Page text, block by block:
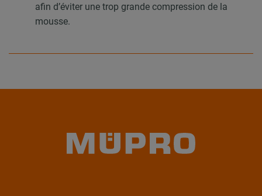
afin d’éviter une trop grande compression de la
mousse.